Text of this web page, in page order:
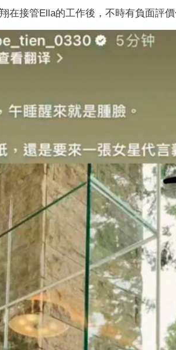
在接管Ella的工作後，不時有負面評價